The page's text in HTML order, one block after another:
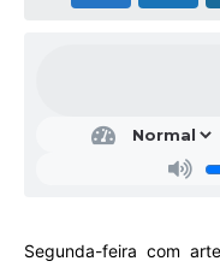
A Prefeitura
Segunda-feira com